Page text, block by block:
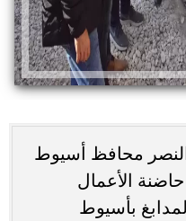
النصر محافظ أسيوط
الأعمال
بأسيوط